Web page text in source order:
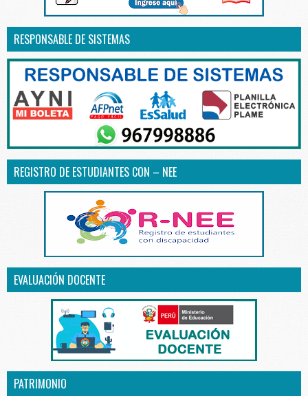
RESPONSABLE DE SISTEMAS
REGISTRO DE ESTUDIANTES CON – NEE
EVALUACIÓN DOCENTE
PATRIMONIO